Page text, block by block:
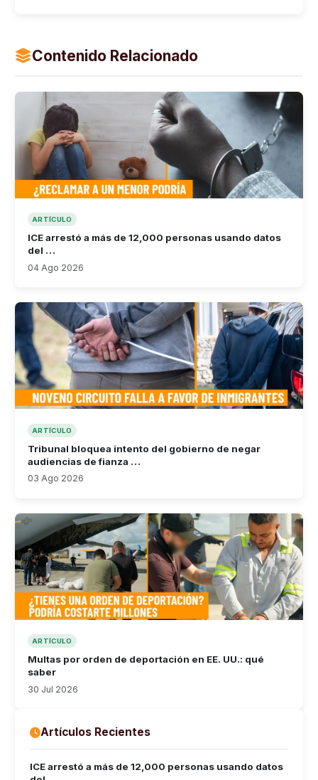
Contenido Relacionado
ARTÍCULO
ICE arrestó a más de 12,000 personas usando datos
del …
04 Ago 2026
ARTÍCULO
Tribunal bloquea intento del gobierno de negar
audiencias de fianza …
03 Ago 2026
ARTÍCULO
Multas por orden de deportación en EE. UU.: qué
saber
30 Jul 2026
Artículos Recientes
ICE arrestó a más de 12,000 personas usando datos